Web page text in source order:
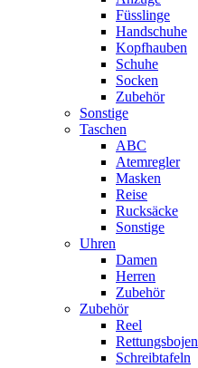
Füsslinge
Handschuhe
Kopfhauben
Schuhe
Socken
Zubehör
Sonstige
Taschen
ABC
Atemregler
Masken
Reise
Rucksäcke
Sonstige
Uhren
Damen
Herren
Zubehör
Zubehör
Reel
Rettungsbojen
Schreibtafeln